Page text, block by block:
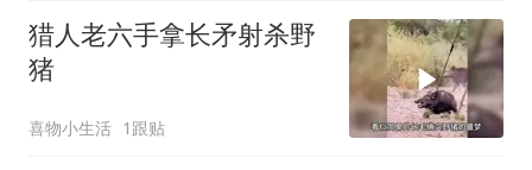
猎人老六手拿长矛射杀野
猪
喜物小生活 1跟贴